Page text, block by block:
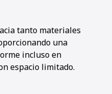
tanto materiales
una
incluso en
espacio limitado.